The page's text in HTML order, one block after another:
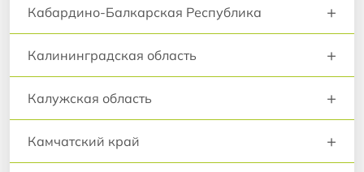
Кабардино-Балкарская Республика +
Калининградская область +
Калужская область +
Камчатский край +